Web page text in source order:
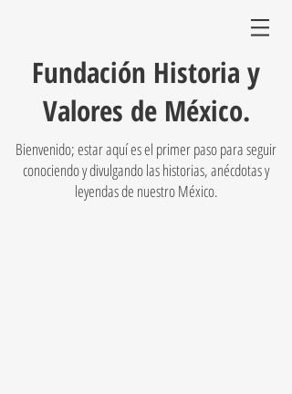
Fundación Historia y
Valores de México.
Bienvenido; estar aquí es el primer paso para seguir
conociendo y divulgando las historias, anécdotas y
leyendas de nuestro México.